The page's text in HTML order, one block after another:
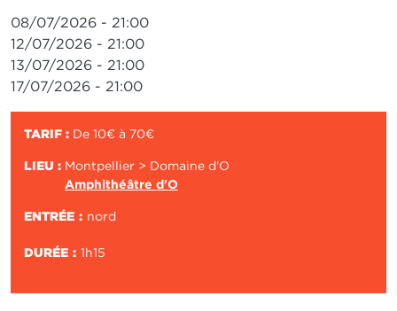
08/07/2026 - 21:00
12/07/2026 - 21:00
13/07/2026 - 21:00
17/07/2026 - 21:00
TARIF : De 10€ à 70€
LIEU : Montpellier > Domaine d'O
Amphithéâtre d'O
ENTRÉE nord
DURÉE 1h15